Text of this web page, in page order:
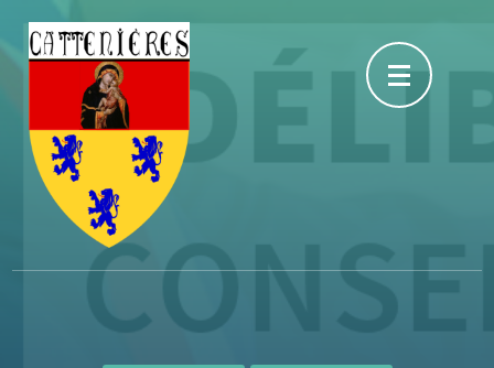
Aller
au
(Pressez
Entrée)